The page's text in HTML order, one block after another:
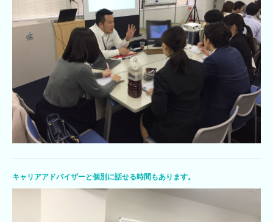
キャリアアドバイザーと個別に話せる時間もあります。